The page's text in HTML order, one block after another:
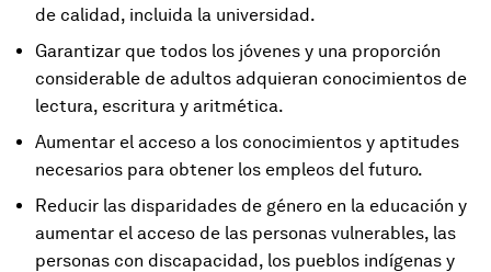
de calidad, incluida la universidad.
Garantizar que todos los jóvenes y una proporción
considerable de adultos adquieran conocimientos de
lectura, escritura y aritmética.
Aumentar el acceso a los conocimientos y aptitudes
necesarios para obtener los empleos del futuro.
Reducir las disparidades de género en la educación y
aumentar el acceso de las personas vulnerables, las
personas con discapacidad, los pueblos indígenas y